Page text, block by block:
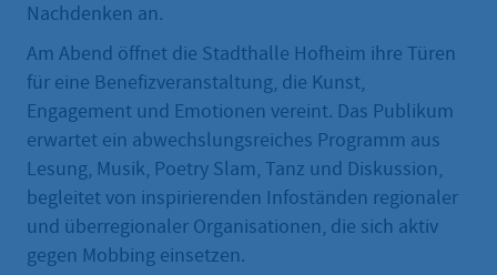
Nachdenken an.
Am Abend öffnet die Stadthalle Hofheim ihre Türen
für eine Benefizveranstaltung, die Kunst,
Engagement und Emotionen vereint. Das Publikum
erwartet ein abwechslungsreiches Programm aus
Lesung, Musik, Poetry Slam, Tanz und Diskussion,
begleitet von inspirierenden Infoständen regionaler
und überregionaler Organisationen, die sich aktiv
gegen Mobbing einsetzen.